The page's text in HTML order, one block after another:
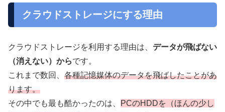
クラウドストレージにする理由
クラウドストレージを利用する理由は、 データが飛ばない
（消えない）からです。
これまで数回、 各種記憶媒体のデータを飛ばしたことがあ
ります。
その中でも最も酷かったのは、
PCのHDDを（ほんの少し